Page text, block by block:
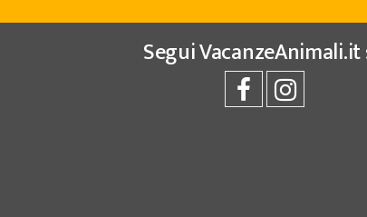
SeguiVacanzeAnimali.it